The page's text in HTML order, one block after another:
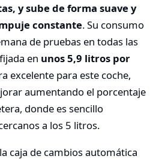
y sube de forma suave y
constante. Su consumo
de pruebas en todas las
en unos 5,9 litros por
excelente para este coche,
aumentando el porcentaje
donde es sencillo
a los 5 litros.
caja de cambios automática